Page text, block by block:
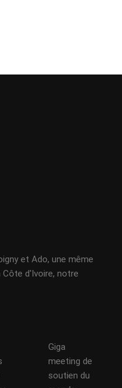
et Ado, une même
Côte d'Ivoire, notre
Giga
meeting de
soutien du